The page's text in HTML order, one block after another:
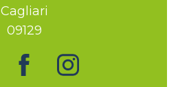
Cagliari
09129